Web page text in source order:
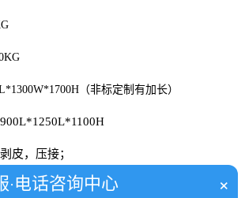
（非标定制有加长）
皮，压接；
接，插入。
·电话咨询中心 ×